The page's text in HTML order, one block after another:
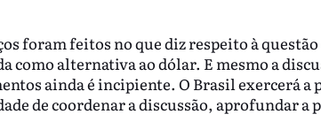
foram feitos no que diz respeito à
como alternativa ao dólar. E mesmo a
ainda é incipiente. O Brasil exercerá
de coordenar a discussão, aprofundar a